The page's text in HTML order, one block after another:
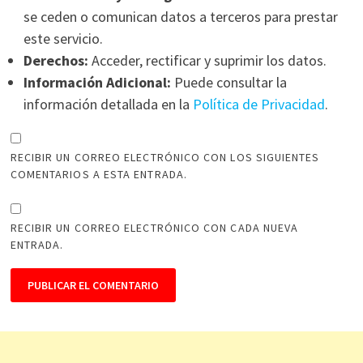
se ceden o comunican datos a terceros para prestar
este servicio.
Derechos: Acceder, rectificar y suprimir los datos.
Información Adicional: Puede consultar la
información detallada en la Política de Privacidad.
RECIBIR UN CORREO ELECTRÓNICO CON LOS SIGUIENTES
COMENTARIOS A ESTA ENTRADA.
RECIBIR UN CORREO ELECTRÓNICO CON CADA NUEVA
ENTRADA.